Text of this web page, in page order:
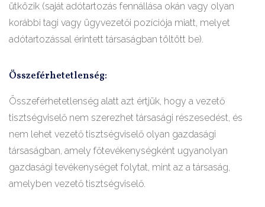
ütközik (saját adótartozás fennállása okán vagy olyan
korábbi tagi vagy ügyvezetői pozíciója miatt, melyet
adótartozással érintett társaságban töltött be).
Összeférhetetlenség:
Összeférhetetlenség alatt azt értjük, hogy a vezető
tisztségviselő nem szerezhet társasági részesedést, és
nem lehet vezető tisztségviselő olyan gazdasági
társaságban, amely főtevékenységként ugyanolyan
gazdasági tevékenységet folytat, mint az a társaság,
amelyben vezető tisztségviselő.